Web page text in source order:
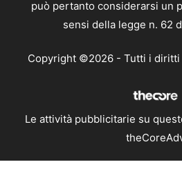
può pertanto considerarsi un
sensi della legge n. 62
Copyright ©2026 - Tutti i
Le attività pubblicitarie su